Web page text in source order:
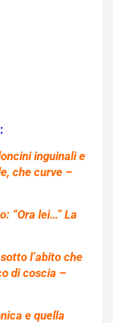
inguinali e
che curve –
“Ora lei…” La
l’abito che
di coscia –
e quella